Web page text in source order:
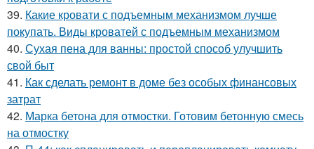
39. Какие кровати с подъемным механизмом лучше
покупать. Виды кроватей с подъемным механизмом
40. Сухая пена для ванны: простой способ улучшить
свой быт
41. Как сделать ремонт в доме без особых финансовых
затрат
42. Марка бетона для отмостки. Готовим бетонную смесь
на отмостку